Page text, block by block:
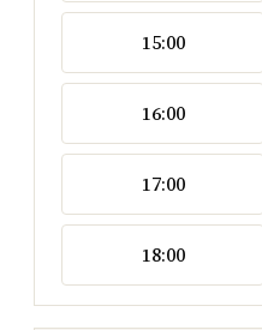
15:00
16:00
17:00
18:00